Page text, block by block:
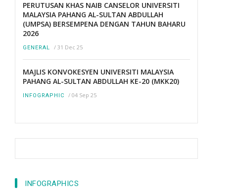
PERUTUSAN KHAS NAIB CANSELOR UNIVERSITI
MALAYSIA PAHANG AL-SULTAN ABDULLAH
(UMPSA) BERSEMPENA DENGAN TAHUN BAHARU
2026
GENERAL / 31 Dec 25
MAJLIS KONVOKESYEN UNIVERSITI MALAYSIA
PAHANG AL-SULTAN ABDULLAH KE-20 (MKK20)
INFOGRAPHIC / 04 Sep 25
INFOGRAPHICS